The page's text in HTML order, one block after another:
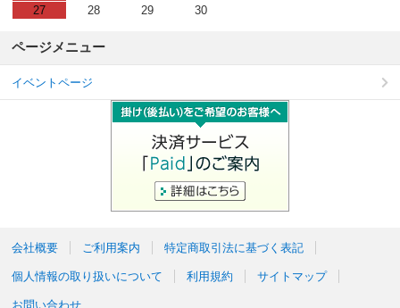
27
28 29 30
ページメニュー
イベントページ
会社概要 ご利用案内 特定商取引法に基づく表記
個人情報の取り扱いについて 利用規約 サイトマップ
お問い合わせ